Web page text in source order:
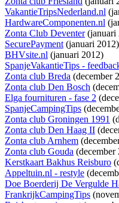
VakantieTripsNederland.nl
HardwareComponenten.nl
Zonta Club Deventer(januari
SecurePayment(januari 2012)
BHVsite.nl (januari 2012)
SpanjeVakantieTips -
Zonta club Breda (december
Zonta club Den Bosch
Elga fournituren - fase 2
SpanjeCampingTips
Zonta club Groningen 1991
Zonta club Den Haag II
Zonta club Arnhem
Zonta club Gouda (december
Kerstkaart Bakhus Reisburo
Appeltuin.nl - restyle
Doe Boerderij De Vergulde
FrankrijkCampingTips